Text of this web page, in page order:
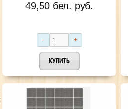
49,50 бел. руб.